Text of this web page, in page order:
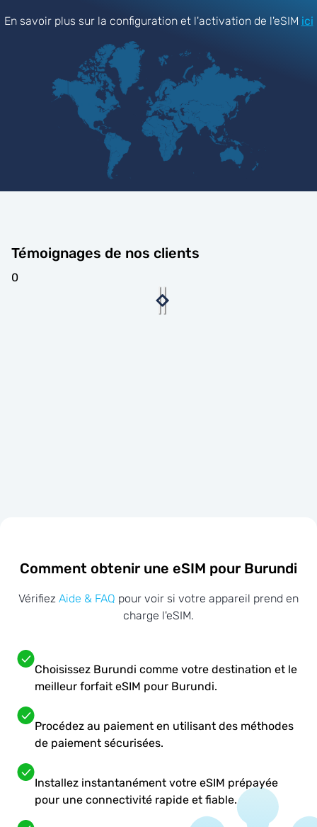
En savoir plus sur la configuration et l'activation de l'eSIM ici
Témoignages de nos clients
0
Comment obtenir une eSIM pour Burundi
Vérifiez Aide & FAQ pour voir si votre appareil prend en
charge l'eSIM.
Choisissez Burundi comme votre destination et le
meilleur forfait eSIM pour Burundi.
Procédez au paiement en utilisant des méthodes
de paiement sécurisées.
Installez instantanément votre eSIM prépayée
pour une connectivité rapide et fiable.